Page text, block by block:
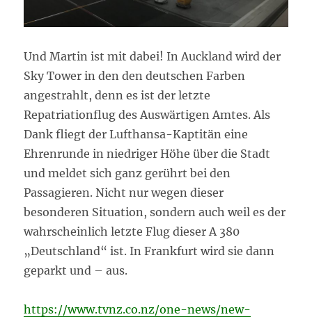
Und Martin ist mit dabei! In Auckland wird der
Sky Tower in den den deutschen Farben
angestrahlt, denn es ist der letzte
Repatriationflug des Auswärtigen Amtes. Als
Dank fliegt der Lufthansa-Kaptitän eine
Ehrenrunde in niedriger Höhe über die Stadt
und meldet sich ganz gerührt bei den
Passagieren. Nicht nur wegen dieser
besonderen Situation, sondern auch weil es der
wahrscheinlich letzte Flug dieser A 380
„Deutschland“ ist. In Frankfurt wird sie dann
geparkt und – aus.
https://www.tvnz.co.nz/one-news/new-